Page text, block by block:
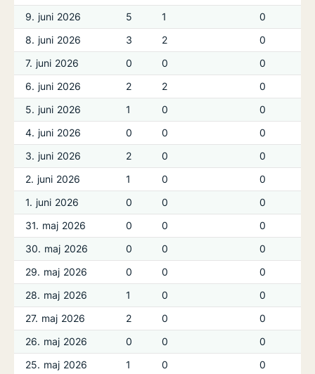
9. juni 2026
5 1
0
8. juni 2026
3 2
0
7. juni 2026
0 0
0
6. juni 2026
2 2
0
5. juni 2026
1 0
0
4. juni 2026
0 0
0
3. juni 2026
2 0
0
2. juni 2026
1 0
0
1. juni 2026
0 0
0
31. maj 2026
0 0
0
30. maj 2026
0 0
0
29. maj 2026
0 0
0
28. maj 2026
1 0
0
27. maj 2026
2 0
0
26. maj 2026
0 0
0
25. maj 2026
1 0
0